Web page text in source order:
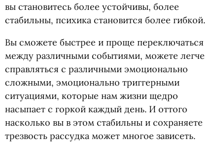
вы становитесь более устойчивы, более
стабильны, психика становится более гибкой.
Вы сможете быстрее и проще переключаться
между различными событиями, можете легче
справляться с различными эмоционально
сложными, эмоционально триггерными
ситуациями, которые нам жизни щедро
насыпает с горкой каждый день. И оттого
насколько вы в этом стабильны и сохраняете
трезвость рассудка может многое зависеть.